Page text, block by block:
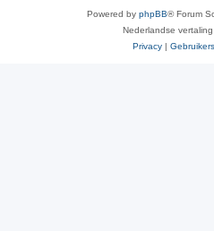
Powered by phpBB® Forum
Nederlandse
Privacy |